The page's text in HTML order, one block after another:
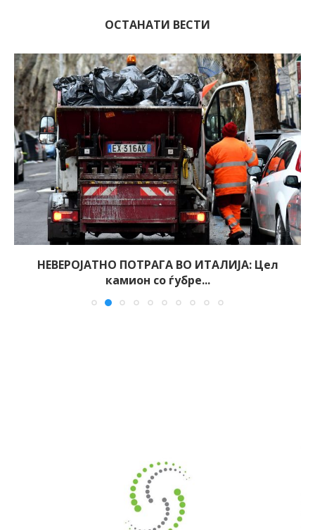
ОСТАНАТИ ВЕСТИ
НЕВЕРОЈАТНО ПОТРАГА ВО ИТАЛИЈА: Цел
камион со ѓубре...